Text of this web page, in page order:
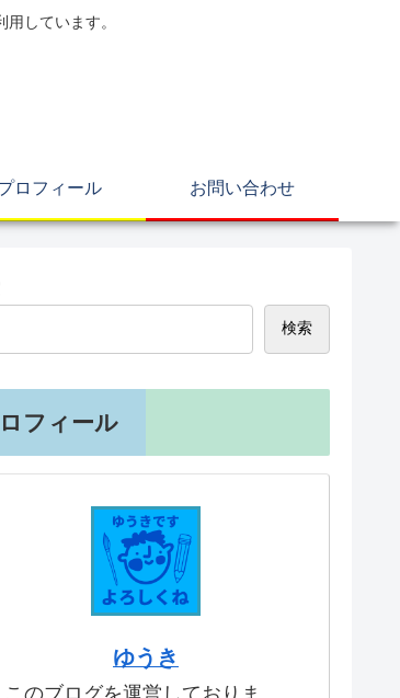
しています。
ロフィール お問い合わせ
検索
フィール
ゆうき